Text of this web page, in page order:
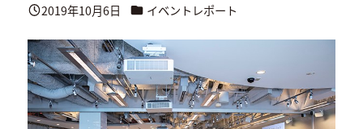
投稿日
2019年10月6日 カテゴリー
イベントレポート